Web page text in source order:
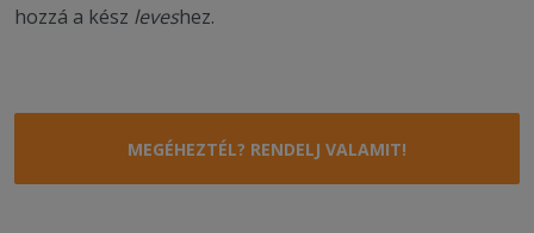
hozzá a kész leveshez.
MEGÉHEZTÉL? RENDELJ VALAMIT!